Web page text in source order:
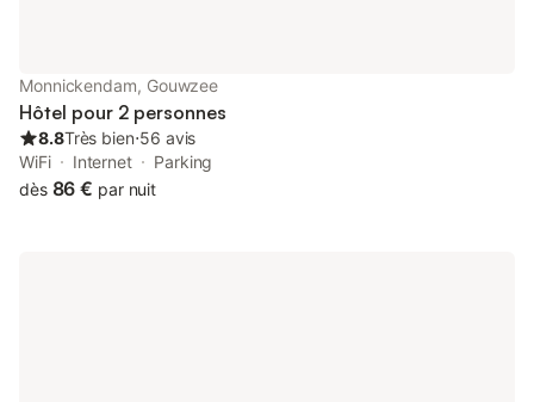
Monnickendam, Gouwzee
Hôtel pour 2 personnes
8.8Très bien⋅56 avis
WiFi
Internet
Parking
dès 86 € par nuit